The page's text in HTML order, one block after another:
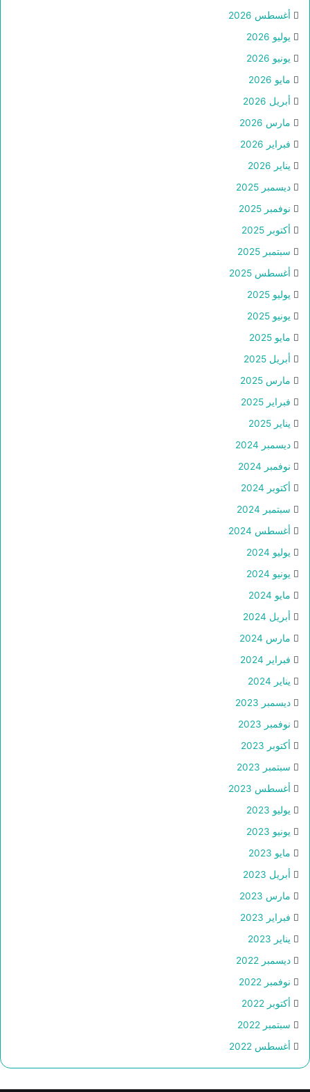
أغسطس 2026
يوليو 2026
يونيو 2026
مايو 2026
أبريل 2026
مارس 2026
فبراير 2026
يناير 2026
ديسمبر 2025
نوفمبر 2025
أكتوبر 2025
سبتمبر 2025
أغسطس 2025
يوليو 2025
يونيو 2025
مايو 2025
أبريل 2025
مارس 2025
فبراير 2025
يناير 2025
ديسمبر 2024
نوفمبر 2024
أكتوبر 2024
سبتمبر 2024
أغسطس 2024
يوليو 2024
يونيو 2024
مايو 2024
أبريل 2024
مارس 2024
فبراير 2024
يناير 2024
ديسمبر 2023
نوفمبر 2023
أكتوبر 2023
سبتمبر 2023
أغسطس 2023
يوليو 2023
يونيو 2023
مايو 2023
أبريل 2023
مارس 2023
فبراير 2023
يناير 2023
ديسمبر 2022
نوفمبر 2022
أكتوبر 2022
سبتمبر 2022
أغسطس 2022